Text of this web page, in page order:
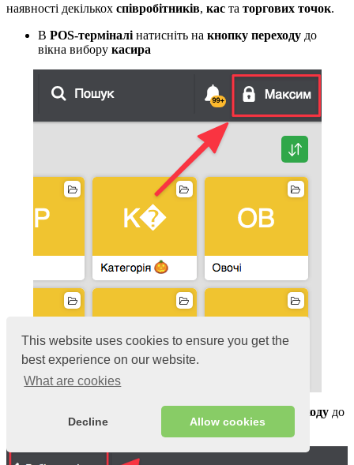
This website uses cookies to ensure you get the
best experience on our website.
What are cookies
Decline Allow cookies
наявності декількох співробітників, кас та торгових точок.
В POS-терміналі натисніть на кнопку переходу до
вікна вибору касира
натисніть на кнопку переходу до
вікна вибору